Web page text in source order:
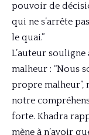
pouvoir de
qui ne s’arrête
le quai.”
L’auteur
malheur : “Nous
propre malheur”,
notre
forte. Khadra
mène à n’avoir